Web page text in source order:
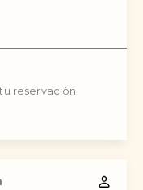
reservación.